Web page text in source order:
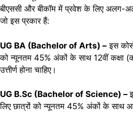
बीएससी और बीकॉम में प्रवेश के लिए अलग-अलग
जो इस प्रकार हैं:
UG BA (Bachelor of Arts) – इस
को न्यूनतम 45% अंकों के साथ 12वीं कक्षा
उत्तीर्ण होना चाहिए।
UG B.Sc (Bachelor of Science) –
लिए छात्रों को न्यूनतम 45% अंकों के साथ